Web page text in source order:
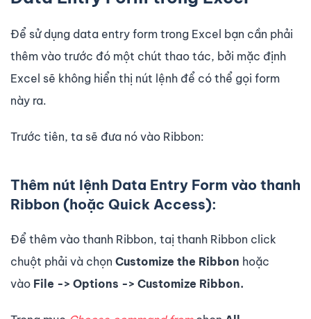
Để sử dụng data entry form trong Excel bạn cần phải
thêm vào trước đó một chút thao tác, bởi mặc định
Excel sẽ không hiển thị nút lệnh để có thể gọi form
này ra.
Trước tiên, ta sẽ đưa nó vào Ribbon:
Thêm nút lệnh Data Entry Form vào thanh
Ribbon (hoặc Quick Access):
Để thêm vào thanh Ribbon, taị thanh Ribbon click
chuột phải và chọn Customize the Ribbon hoặc
vào File -> Options -> Customize Ribbon.